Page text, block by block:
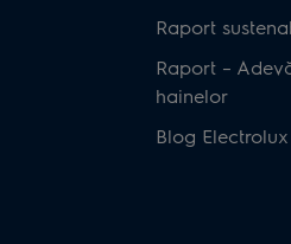
Raport
Raport –
hainelor
Blog Electrolux